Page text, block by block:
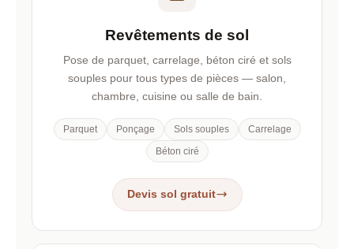
Revêtements de sol
Pose de parquet, carrelage, béton ciré et sols
souples pour tous types de pièces — salon,
chambre, cuisine ou salle de bain.
Parquet Ponçage Sols souples Carrelage
Béton ciré
Devis sol gratuit